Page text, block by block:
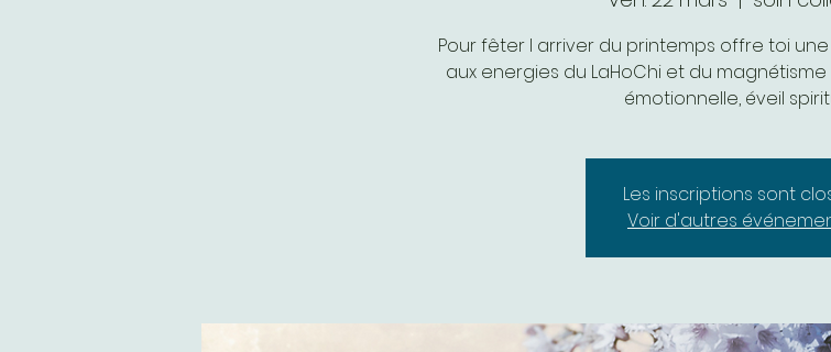
Pour fêter l arriver du printemps offre toi
aux energies du LaHoChi et du
émotionnelle, éveil
Les inscriptions sont
Voir d'autres